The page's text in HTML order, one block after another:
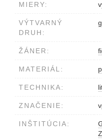
MIERY:
VÝTVARNÝ
DRUH:
ŽÁNER:
MATERIÁL:
TECHNIKA:
ZNAČENIE:
INŠTITÚCIA: